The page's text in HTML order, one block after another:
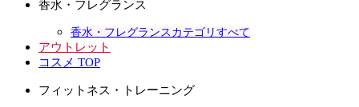
香水・フレグランス
香水・フレグランスカテゴリすべて
アウトレット
コスメ TOP
フィットネス・トレーニング